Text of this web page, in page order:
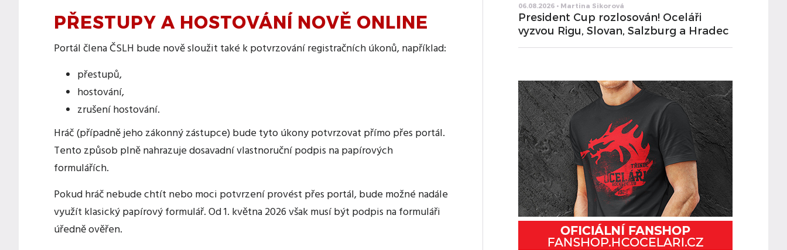
PŘESTUPY A HOSTOVÁNÍ NOVĚ ONLINE
Portál člena ČSLH bude nově sloužit také k potvrzování registračních úkonů, například:
přestupů,
hostování,
zrušení hostování.
Hráč (případně jeho zákonný zástupce) bude tyto úkony potvrzovat přímo přes portál.
Tento způsob plně nahrazuje dosavadní vlastnoruční podpis na papírových
formulářích.
Pokud hráč nebude chtít nebo moci potvrzení provést přes portál, bude možné nadále
využít klasický papírový formulář. Od 1. května 2026 však musí být podpis na formuláři
úředně ověřen.
06.08.2026 • Martina Sikorová
President Cup rozlosován! Oceláři
vyzvou Rigu, Slovan, Salzburg a Hradec